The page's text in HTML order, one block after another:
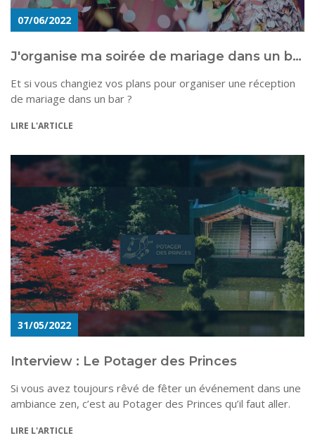
07/06/2022
J'organise ma soirée de mariage dans un bar !
Et si vous changiez vos plans pour organiser une réception
de mariage dans un bar ?
LIRE L'ARTICLE
31/05/2022
Interview : Le Potager des Princes
Si vous avez toujours rêvé de fêter un événement dans une
ambiance zen, c’est au Potager des Princes qu’il faut aller.
LIRE L'ARTICLE